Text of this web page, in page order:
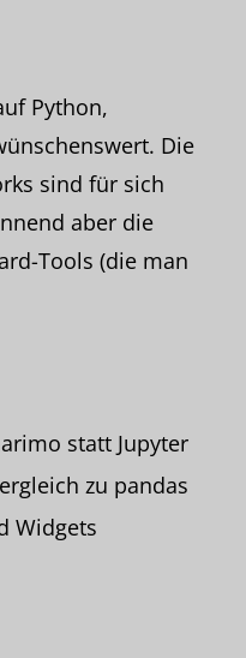
Python,
Die
sind für sich
aber die
Tools (die man
statt Jupyter
zu pandas
Widgets